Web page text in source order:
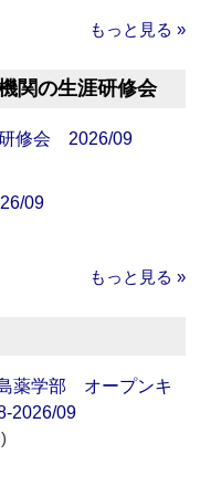
もっと見る »
関の生涯研修会
修会 2026/09
09
もっと見る »
薬学部 オープンキ
2026/09